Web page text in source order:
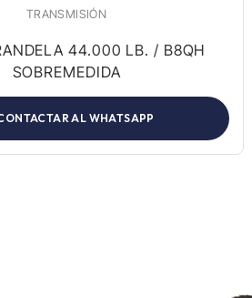
TRANSMISIÓN
44.000 LB. / B8QH
SOBREMEDIDA
AL WHATSAPP